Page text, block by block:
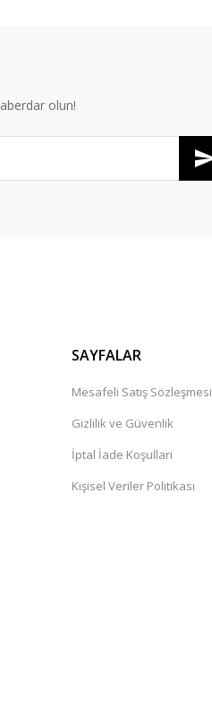
olun!
SAYFALAR
Mesafeli Satış Sözleşmesi
Gizlilik ve Güvenlik
İptal İade Koşullari
Kişisel Veriler Politikası